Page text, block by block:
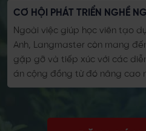
CƠ HỘI PHÁT TRIỂN NGHỀ
Ngoài việc giúp học viên tạo
Anh, Langmaster còn mang
gặp gỡ và tiếp xúc với các
án cộng đồng từ đó nâng cao